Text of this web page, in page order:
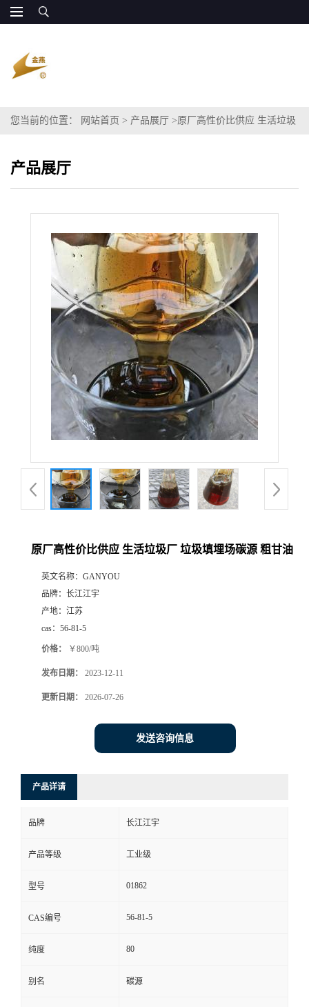
您当前的位置： 网站首页 > 产品展厅 >原厂高性价比供应 生活垃圾
产品展厅
原厂高性价比供应 生活垃圾厂 垃圾填埋场碳源 粗甘油
英文名称： GANYOU
品牌： 长江江宇
产地： 江苏
cas： 56-81-5
价格： ￥800/吨
发布日期： 2023-12-11
更新日期： 2026-07-26
发送咨询信息
产品详请
品牌 长江江宇
产品等级 工业级
型号 01862
CAS编号 56-81-5
纯度 80
别名 碳源